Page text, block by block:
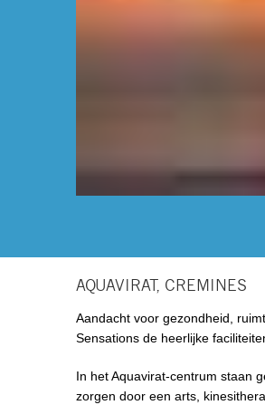
AQUAVIRAT, CREMINES
Aandacht voor gezondheid,
Sensations de heerlijke
In het Aquavirat-centrum staan
zorgen door een arts,